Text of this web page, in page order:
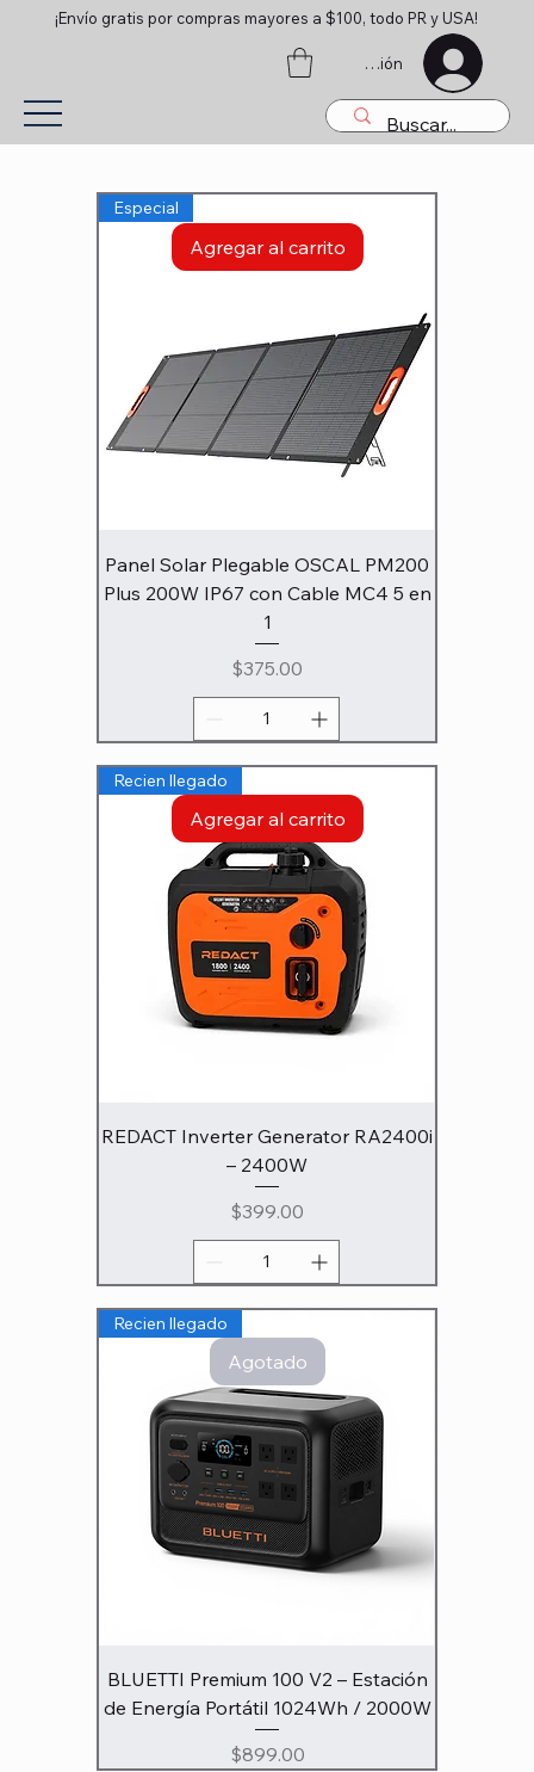
¡Envío gratis por compras mayores a $100, todo PR y USA!
Iniciar sesión
Agregar al carrito
Especial
Panel Solar Plegable OSCAL PM200
Plus 200W IP67 con Cable MC4 5 en
1
Precio
$375.00
Agregar al carrito
Recien llegado
REDACT Inverter Generator RA2400i
– 2400W
Precio
$399.00
Agotado
Recien llegado
BLUETTI Premium 100 V2 – Estación
de Energía Portátil 1024Wh / 2000W
Precio
$899.00